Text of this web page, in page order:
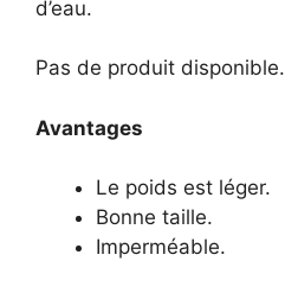
d’eau.
Pas de produit disponible.
Avantages
Le poids est léger.
Bonne taille.
Imperméable.